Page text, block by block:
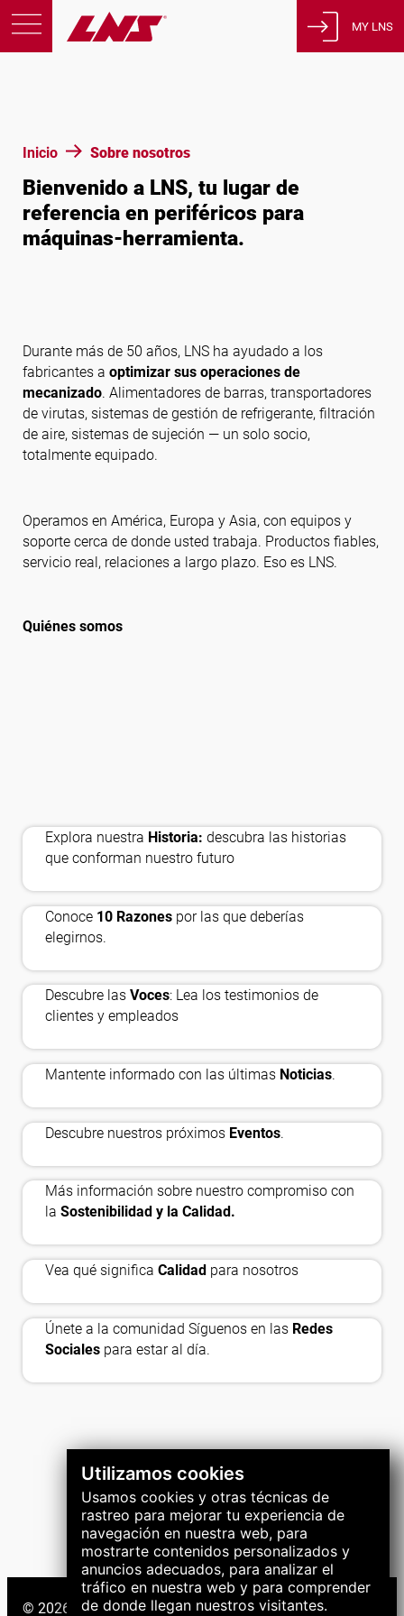
Utilizamos cookies
Usamos cookies y otras técnicas de
rastreo para mejorar tu experiencia de
navegación en nuestra web, para
mostrarte contenidos personalizados y
anuncios adecuados, para analizar el
tráfico en nuestra web y para comprender
de donde llegan nuestros visitantes.
Inicio Sobre nosotros
Bienvenido a LNS, tu lugar de
referencia en periféricos para
máquinas-herramienta.
Durante más de 50 años, LNS ha ayudado a los
fabricantes a optimizar sus operaciones de
mecanizado. Alimentadores de barras, transportadores
de virutas, sistemas de gestión de refrigerante, filtración
de aire, sistemas de sujeción — un solo socio,
totalmente equipado.
Operamos en América, Europa y Asia, con equipos y
soporte cerca de donde usted trabaja. Productos fiables,
servicio real, relaciones a largo plazo. Eso es LNS.
Quiénes somos
history_edu
Explora nuestra Historia: descubra las historias
que conforman nuestro futuro
handshake
Conoce 10 Razonespor las que deberías
elegirnos.
auto_read_pause
Descubre las Voces: Lea los testimonios de
clientes y empleadosnewsmode
Mantente informado con las últimas Noticias.
calendar_month
Descubre nuestros próximos Eventos.
nest_eco_leaf
Más información sobre nuestro compromiso con
la Sostenibilidad y la Calidad.
approval_delegation
Vea qué significa Calidadpara nosotros
thumb_up_off
Únete a la comunidad Síguenos en lasRedes
Socialespara estar al día.
© 2026 Grupo LNS. Todos los derechos reservados.
Empleos
Contacto
Español
MY LNS